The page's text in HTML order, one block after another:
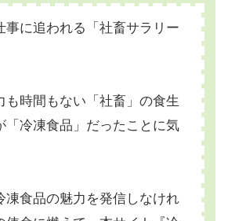
事に追われる「社畜サラリー
も時間もない「社畜」の食生
「冷凍食品」だったことに気
凍食品の魅力を発信しなけれ